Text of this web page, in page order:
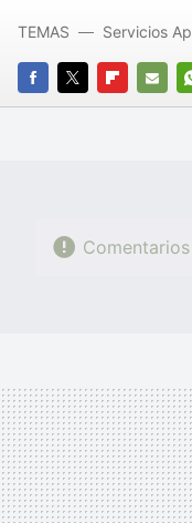
FACEBOOK
TWITTERFLIPBOARD
E-
TEMAS Servicios